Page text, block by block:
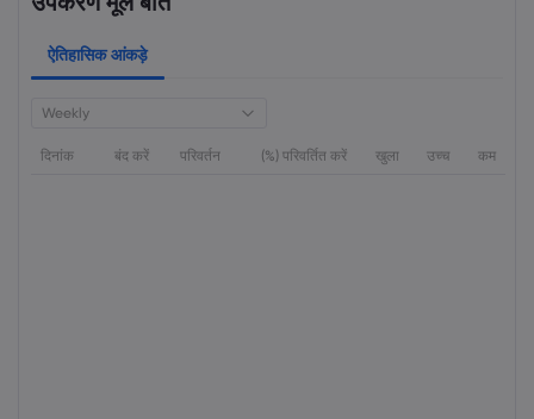
ऐतिहासिक आंकड़े
Weekly
दिनांक बंद करें परिवर्तन (%) परिवर्तित करें खुला उच्च कम